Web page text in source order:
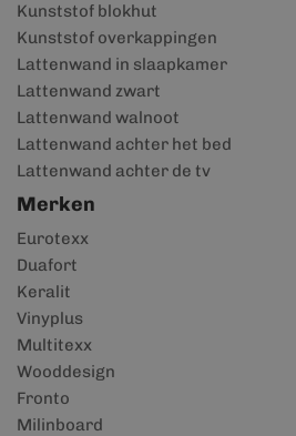
Kunststof blokhut
Kunststof overkappingen
Lattenwand in slaapkamer
Lattenwand zwart
Lattenwand walnoot
Lattenwand achter het bed
Lattenwand achter de tv
Merken
Eurotexx
Duafort
Keralit
Vinyplus
Multitexx
Wooddesign
Fronto
Milinboard